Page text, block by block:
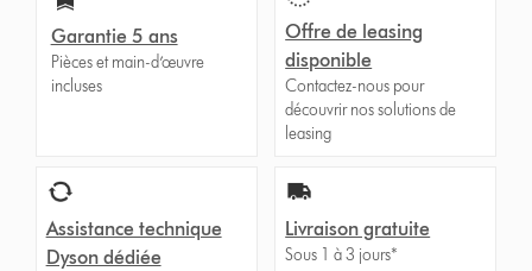
Garantie 5 ans
Pièces et main-d’œuvre
incluses
Offre de leasing
disponible
Contactez-nous pour
découvrir nos solutions de
leasing
Assistance technique
Dyson dédiée
Livraison gratuite
Sous 1 à 3 jours*